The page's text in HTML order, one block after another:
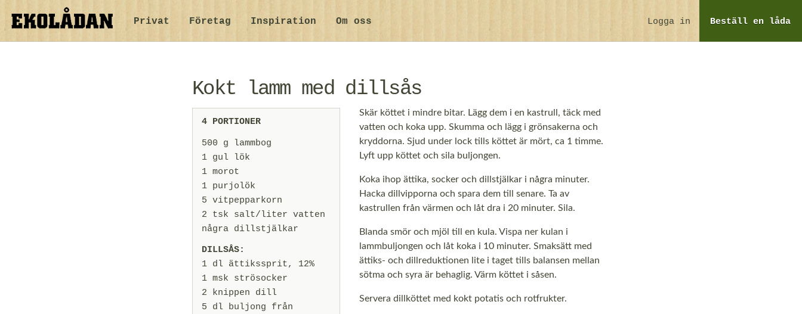
Beställen låda
Logga in
Privat Företag Inspiration Om oss
Kokt lamm med dillsås
4 PORTIONER
500 g lammbog
1 gul lök
1 morot
1 purjolök
5 vitpepparkorn
2 tsk salt/liter vatten
några dillstjälkar
DILLSÅS:
1 dl ättikssprit, 12%
1 msk strösocker
2 knippen dill
5 dl buljong från
Skär köttet i mindre bitar. Lägg dem i en kastrull, täck med
vatten och koka upp. Skumma och lägg i grönsakerna och
kryddorna. Sjud under lock tills köttet är mört, ca 1 timme.
Lyft upp köttet och sila buljongen.
Koka ihop ättika, socker och dillstjälkar i några minuter.
Hacka dillvipporna och spara dem till senare. Ta av
kastrullen från värmen och låt dra i 20 minuter. Sila.
Blanda smör och mjöl till en kula. Vispa ner kulan i
lammbuljongen och låt koka i 10 minuter. Smaksätt med
ättiks- och dillreduktionen lite i taget tills balansen mellan
sötma och syra är behaglig. Värm köttet i såsen.
Servera dillköttet med kokt potatis och rotfrukter.